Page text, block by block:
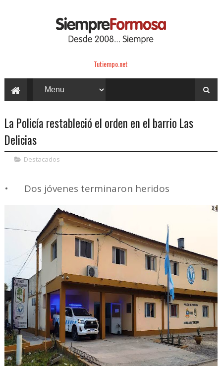
Tutiempo.net
La Policía restableció el orden en el barrio Las
Delicias
Destacados
• Dos jóvenes terminaron heridos